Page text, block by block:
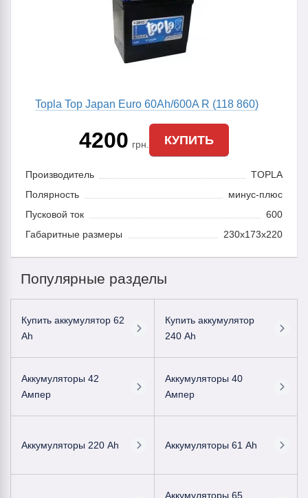
Topla Top Japan Euro 60Ah/600A R (118 860)
4200 грн. КУПИТЬ
Производитель
TOPLA
Полярность
минус-плюс
Пусковой ток
600
Габаритные размеры
230x173x220
Популярные разделы
Купить аккумулятор 62
Ah
Купить аккумулятор
240 Ah
Аккумуляторы 42
Ампер
Аккумуляторы 40
Ампер
Аккумуляторы 220 Ah Аккумуляторы 61 Ah
Аккумуляторы 65